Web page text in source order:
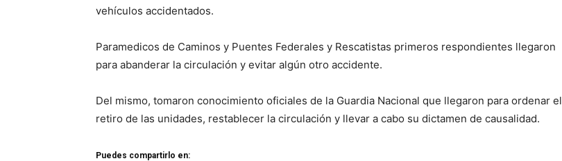
vehículos accidentados.
Paramedicos de Caminos y Puentes Federales y Rescatistas primeros respondientes llegaron
para abanderar la circulación y evitar algún otro accidente.
Del mismo, tomaron conocimiento oficiales de la Guardia Nacional que llegaron para ordenar el
retiro de las unidades, restablecer la circulación y llevar a cabo su dictamen de causalidad.
Puedes compartirlo en: